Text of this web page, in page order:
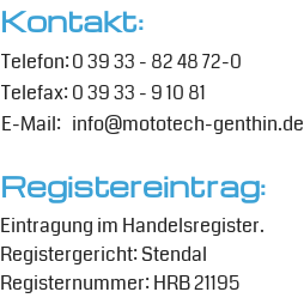
Kontakt:
Telefon:0 39 33 - 82 48 72-0
Telefax:0 39 33 - 9 10 81
E-Mail: info@mototech-genthin.de
Registereintrag:
Eintragung im Handelsregister.
Registergericht: Stendal
Registernummer: HRB 21195